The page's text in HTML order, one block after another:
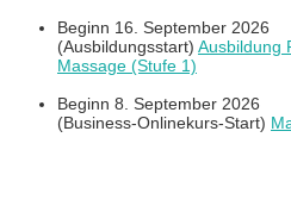
Beginn 16. September 2026
(Ausbildungsstart) Ausbildung
Massage (Stufe 1)
Beginn 8. September 2026
(Business-Onlinekurs-Start)